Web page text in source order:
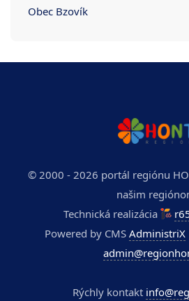
Obec Bzovík
© 2000 - 2026 portál regiónu
našim
Technická realizácia
Powered by CMS AdministriX
Rýchly kontakt